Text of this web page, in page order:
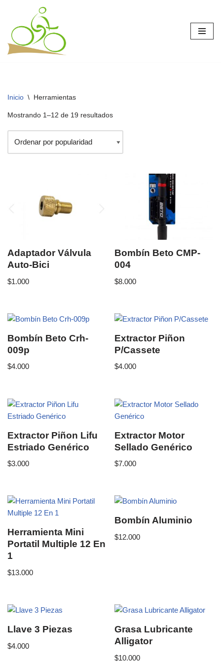
Saltar
al
contenido
Inicio \ Herramientas
Mostrando 1–12 de 19 resultados
Adaptador Válvula
Auto-Bici
$1.000
Bombín Beto CMP-
004
$8.000
Bombín Beto Crh-
009p
$4.000
Extractor Piñon
P/Cassete
$4.000
Extractor Piñon Lifu
Estriado Genérico
$3.000
Extractor Motor
Sellado Genérico
$7.000
Herramienta Mini
Portatil Multiple 12 En
1
$13.000
Bombín Aluminio
$12.000
Llave 3 Piezas
$4.000
Grasa Lubricante
Alligator
$10.000